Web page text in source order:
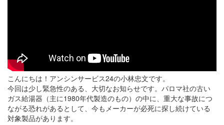
こんにちは！アンシンサービス24の小林忠文です。
今回は少し緊急性のある、大切なお知らせです。パロマ社の古い
ガス給湯器（主に1980年代製造のもの）の中に、重大な事故につ
ながる恐れがあるとして、今もメーカーが必死に探し続けている
対象製品があります。